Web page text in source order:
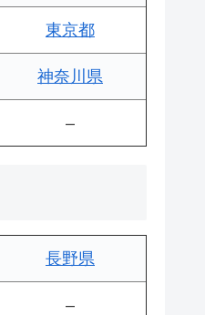
東京都
神奈川県
–
長野県
–